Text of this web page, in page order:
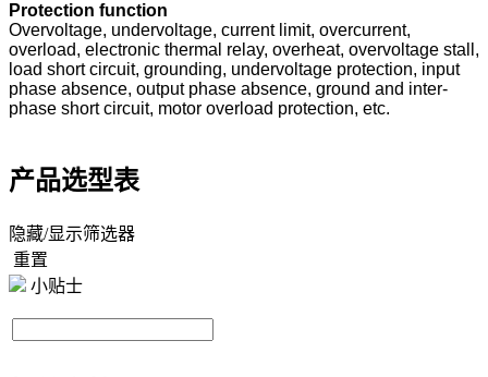
Protection function
Overvoltage, undervoltage, current limit, overcurrent,
overload, electronic thermal relay, overheat, overvoltage stall,
load short circuit, grounding, undervoltage protection, input
phase absence, output phase absence, ground and inter-
phase short circuit, motor overload protection, etc.
产品选型表
隐藏/显示筛选器
重置
小贴士